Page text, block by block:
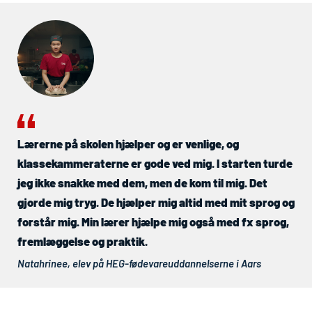
Lærerne på skolen hjælper og er venlige, og
klassekammeraterne er gode ved mig. I starten turde
jeg ikke snakke med dem, men de kom til mig. Det
gjorde mig tryg. De hjælper mig altid med mit sprog og
forstår mig. Min lærer hjælpe mig også med fx sprog,
fremlæggelse og praktik.
Natahrinee, elev på HEG-fødevareuddannelserne i Aars